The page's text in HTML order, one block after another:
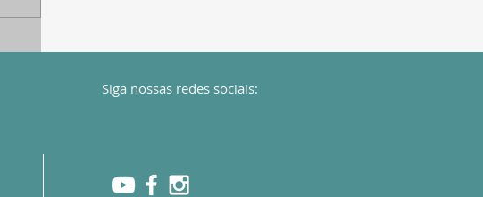
Siga nossas redes sociais: